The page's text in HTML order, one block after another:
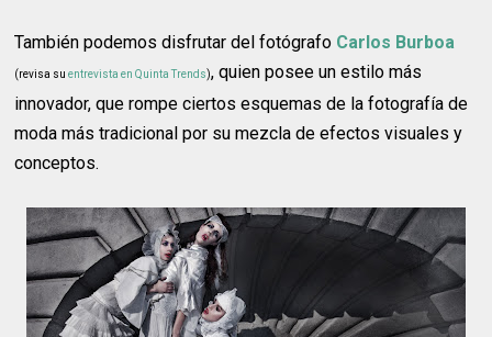
También podemos disfrutar del fotógrafo Carlos Burboa
(revisa suentrevista en Quinta Trends), quien posee un estilo más
innovador, que rompe ciertos esquemas de la fotografía de
moda más tradicional por su mezcla de efectos visuales y
conceptos.